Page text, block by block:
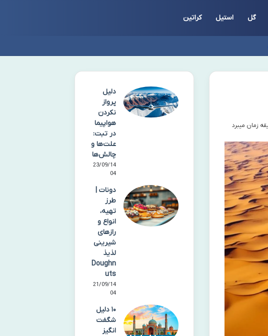
گل استیل کراتین
دلیل
پرواز
نکردن
هواپیما
در تبت:
علت‌ها و
چالش‌ها
23/09/14
04
دونات |
طرز
تهیه،
انواع و
رازهای
شیرینی
لذیذ
Doughn
uts
21/09/14
04
۱۰ دلیل
شگفت
انگیز